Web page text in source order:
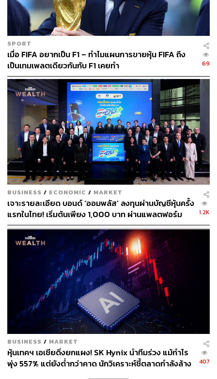
เท่ากับราคาปิดวันก่อนหน้า
ปรับปรุงหลักทรัพย์ที่สามารถขายชอร์ตได้ โดยจำกัดให้
ขายชอร์ตเฉพาะหุ้นที่มีสภาพคล่องสูง ได้แก่ หลักทรัพย์
ในกลุ่ม SET100, หลักทรัพย์ประเภท ETF และ DR
และหลักทรัพย์อ้างอิงของ Single Stock Futures
เท่านั้น โดยจะห้ามขายชอร์ตในหลักทรัพย์อ้างอิงของ
ETF และ DW เพื่อลดความผันผวนของหุ้นขนาดกลาง-
เล็ก
มาตรการที่คงเดิม
คงมาตรการ Auction เมื่อหุ้นติดมาตรการกำกับซื้อขาย
Level 2 และ 3
คงมาตรการ Auto Pause
มาตรการที่ยกเลิก
ยกเลิกกรอบราคาซื้อขาย Dynamic Price Band
เพื่อลดอุปสรรคในการซื้อขาย เนื่องจากพบว่ามาตรการนี้
ส่วนใหญ่ Trigger หุ้นสภาพคล่องต่ำ โดย 91% ของหุ้นที่
Trigger มีการซื้อขายน้อยกว่า 100 รายการในวันนั้น
กลุ่มที่ 3 : มาตรการกำกับดูแลพฤติกรรมการซื้อขายที่ไม่
เหมาะสม
มาตรการที่ปรับปรุง
ปรับปรุงการขึ้นทะเบียนผู้ซื้อขายความเร็วสูง (HFT)
เพื่อให้การกำกับดูแลสอดคล้องมาตรฐานสากล และ
SPORT
เมื่อ FIFA อยากเป็น F1 – ทำไมแผนการขายหุ้น FIFA ถึง
เป็นเทมเพลตเดียวกันกับ F1 เคยทำ
69
BUSINESS / ECONOMIC / MARKET
เจาะรายละเอียด บอนด์ ‘ออมพลัส’ ลงทุนผ่านบัญชีหุ้นครั้ง
แรกในไทย! เริ่มต้นเพียง 1,000 บาท ผ่านแพลตฟอร์ม
Bond Connect ก่อนเปิดจองซื้อ 3-5 ส.ค.นี้
1.2K
BUSINESS / MARKET
หุ้นเทคฯ เอเชียดิ่งยกแผง! SK Hynix นำทีมร่วง แม้กำไร
พุ่ง 557% แต่ยังต่ำกว่าคาด นักวิเคราะห์ชี้ตลาดกำลังล้าง
407